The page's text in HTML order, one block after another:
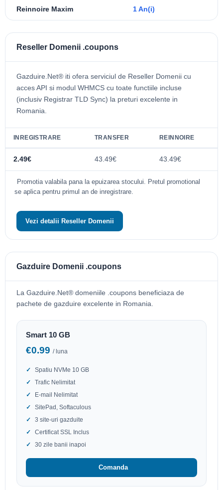
Reinnoire Maxim 1 An(i)
Reseller Domenii .coupons
Gazduire.Net® iti ofera serviciul de Reseller Domenii cu
acces API si modul WHMCS cu toate functiile incluse
(inclusiv Registrar TLD Sync) la preturi excelente in
Romania.
INREGISTRARE TRANSFER REINNOIRE
2.49€ 43.49€ 43.49€
Promotia valabila pana la epuizarea stocului. Pretul promotional
se aplica pentru primul an de inregistrare.
Vezi detalii Reseller Domenii
Gazduire Domenii .coupons
La Gazduire.Net® domeniile .coupons beneficiaza de
pachete de gazduire excelente in Romania.
Smart 10 GB
€0.99 / luna
Spatiu NVMe 10 GB
Trafic Nelimitat
E-mail Nelimitat
SitePad, Softaculous
3 site-uri gazduite
Certificat SSL Inclus
30 zile banii inapoi
Comanda